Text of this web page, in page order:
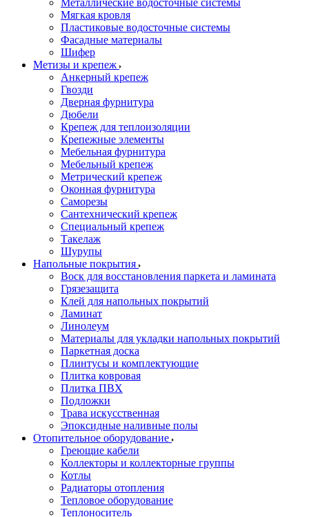
Металлические водосточные системы
Мягкая кровля
Пластиковые водосточные системы
Фасадные материалы
Шифер
Метизы и крепеж
Анкерный крепеж
Гвозди
Дверная фурнитура
Дюбели
Крепеж для теплоизоляции
Крепежные элементы
Мебельная фурнитура
Мебельный крепеж
Метрический крепеж
Оконная фурнитура
Саморезы
Сантехнический крепеж
Специальный крепеж
Такелаж
Шурупы
Напольные покрытия
Воск для восстановления паркета и ламината
Грязезащита
Клей для напольных покрытий
Ламинат
Линолеум
Материалы для укладки напольных покрытий
Паркетная доска
Плинтусы и комплектующие
Плитка ковровая
Плитка ПВХ
Подложки
Трава искусственная
Эпоксидные наливные полы
Отопительное оборудование
Греющие кабели
Коллекторы и коллекторные группы
Котлы
Радиаторы отопления
Тепловое оборудование
Теплоноситель